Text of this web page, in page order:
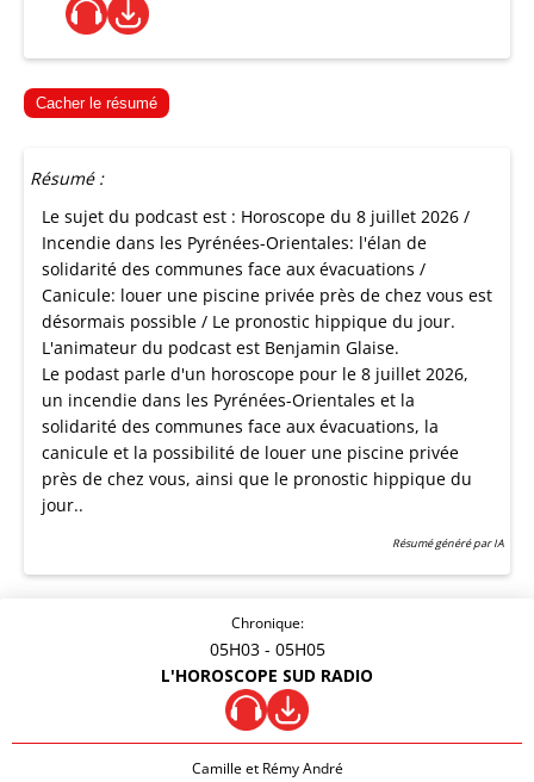
Cacher le résumé
Résumé :
Le sujet du podcast est : Horoscope du 8 juillet 2026 /
Incendie dans les Pyrénées-Orientales: l'élan de
solidarité des communes face aux évacuations /
Canicule: louer une piscine privée près de chez vous est
désormais possible / Le pronostic hippique du jour.
L'animateur du podcast est Benjamin Glaise.
Le podast parle d'un horoscope pour le 8 juillet 2026,
un incendie dans les Pyrénées-Orientales et la
solidarité des communes face aux évacuations, la
canicule et la possibilité de louer une piscine privée
près de chez vous, ainsi que le pronostic hippique du
jour..
Résumé généré par IA
Chronique:
05H03 - 05H05
L'HOROSCOPE SUD RADIO
Camille et Rémy André